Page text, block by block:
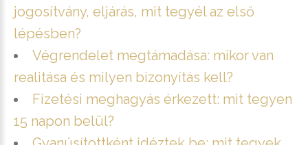
jogosítvány, eljárás, mit tegyél az első
lépésben?
Végrendelet megtámadása: mikor van
realitása és milyen bizonyítás kell?
Fizetési meghagyás érkezett: mit tegyen
15 napon belül?